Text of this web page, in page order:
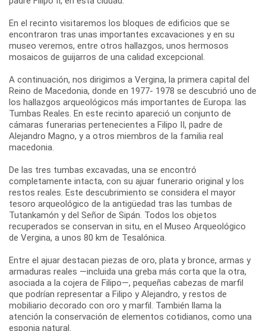
En el recinto visitaremos los bloques de edificios que se
encontraron tras unas importantes excavaciones y en su
museo veremos, entre otros hallazgos, unos hermosos
mosaicos de guijarros de una calidad excepcional.
A continuación, nos dirigimos a Vergina, la primera capital del
Reino de Macedonia, donde en 1977- 1978 se descubrió uno de
los hallazgos arqueológicos más importantes de Europa: las
Tumbas Reales. En este recinto apareció un conjunto de
cámaras funerarias pertenecientes a Filipo II, padre de
Alejandro Magno, y a otros miembros de la familia real
macedonia.
De las tres tumbas excavadas, una se encontró
completamente intacta, con su ajuar funerario original y los
restos reales. Este descubrimiento se considera el mayor
tesoro arqueológico de la antigüedad tras las tumbas de
Tutankamón y del Señor de Sipán. Todos los objetos
recuperados se conservan in situ, en el Museo Arqueológico
de Vergina, a unos 80 km de Tesalónica.
Entre el ajuar destacan piezas de oro, plata y bronce, armas y
armaduras reales —incluida una greba más corta que la otra,
asociada a la cojera de Filipo—, pequeñas cabezas de marfil
que podrían representar a Filipo y Alejandro, y restos de
mobiliario decorado con oro y marfil. También llama la
atención la conservación de elementos cotidianos, como una
esponja natural.